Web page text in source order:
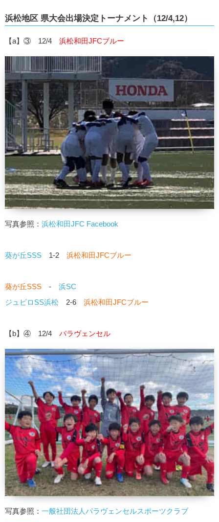
浜松地区 県大会出場決定トーナメント（12/4,12）
【a】③ 12/4 浜松和田JFCブルー
写真参照： 浜松和田JFC Facebook
葵が丘SSS 1-2 浜松和田JFCブルー
葵が丘SSS - 浜SC
ジュビロSS浜松 2-6 浜松和田JFCブルー
【b】④ 12/4 パラヴェンセル
写真参照： 一般社団法人パラヴェンセルスポーツクラブ